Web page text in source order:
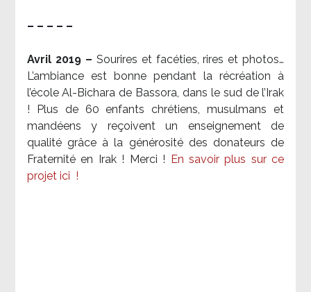
– – – – –
Avril 2019 – Sourires et facéties, rires et photos…
L’ambiance est bonne pendant la récréation à
l’école Al-Bichara de Bassora, dans le sud de l’Irak
! Plus de 60 enfants chrétiens, musulmans et
mandéens y reçoivent un enseignement de
qualité grâce à la générosité des donateurs de
Fraternité en Irak ! Merci !
En savoir plus sur ce
projet ici !